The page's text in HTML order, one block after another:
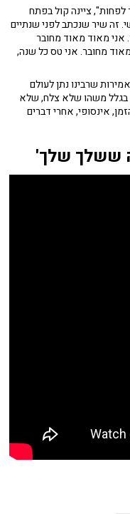
ציינה קול בפתח
זה שיר שנכתב לפני שנתיים
אני מאוד מאוד מחובר
מחובר. אני טס כל שנה,
שרבינו נתן לעולם
בגלל משהו שלא צלח, שלא
אינסופי, אחרי דברים
ששלך שלך'